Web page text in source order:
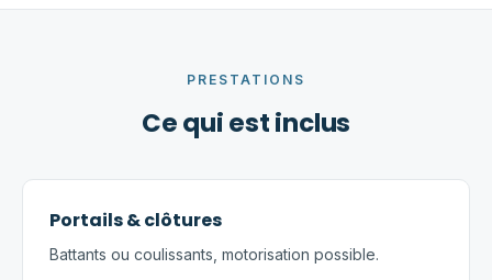
PRESTATIONS
Ce qui est inclus
Portails & clôtures
Battants ou coulissants, motorisation possible.